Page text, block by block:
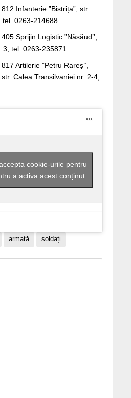
Infanterie ”Bistrița”, str.
tel. 0263-214688
Sprijin Logistic ”Năsăud’’,
3, tel. 0263-235871
Artilerie ”Petru Rareș’’,
Calea Transilvaniei nr. 2-4,
cookie-urile pentru
a activa acest conținut
armată soldați